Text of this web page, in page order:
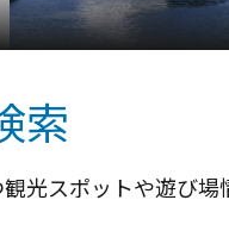
索
光スポットや遊び場